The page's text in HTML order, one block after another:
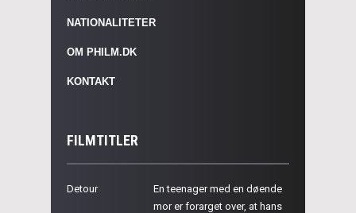
NATIONALITETER
OM PHILM.DK
KONTAKT
FILMTITLER
Detour
En teenager med en døende
mor er forarget over, at hans